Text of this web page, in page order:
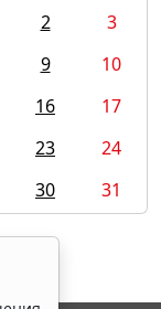
2
3
9
10
16
17
23
24
30 31